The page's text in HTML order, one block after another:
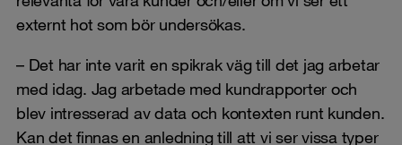
externt hot som bör undersökas.
– Det har inte varit en spikrak väg till det jag arbetar
med idag. Jag arbetade med kundrapporter och
blev intresserad av data och kontexten runt kunden.
Kan det finnas en anledning till att vi ser vissa typer